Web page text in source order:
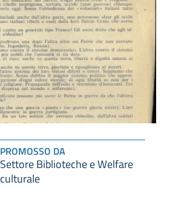
PROMOSSO DA
Settore Biblioteche e Welfare
culturale